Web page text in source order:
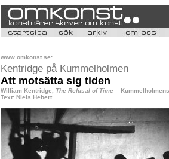
www.omkonst.se:
Kentridge på Kummelholmen
Att motsätta sig tiden
William Kentridge, The Refusal of Time –
Text: Niels Hebert